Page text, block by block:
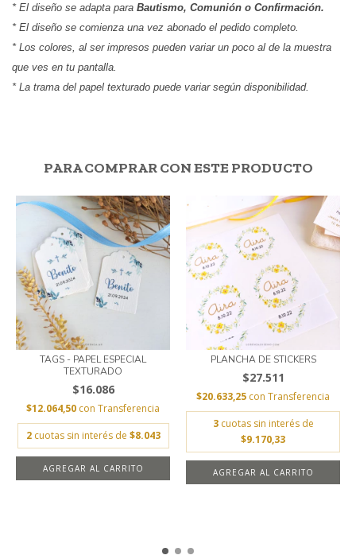
* El diseño se adapta para Bautismo, Comunión o Confirmación.
* El diseño se comienza una vez abonado el pedido completo.
* Los colores, al ser impresos pueden variar un poco al de la muestra
que ves en tu pantalla.
* La trama del papel texturado puede variar según disponibilidad.
PARA COMPRAR CON ESTE PRODUCTO
TAGS - PAPEL ESPECIAL
TEXTURADO
$16.086
$12.064,50 con Transferencia
2 cuotas sin interés de $8.043
AGREGAR AL CARRITO
PLANCHA DE STICKERS
$27.511
$20.633,25 con Transferencia
3 cuotas sin interés de
$9.170,33